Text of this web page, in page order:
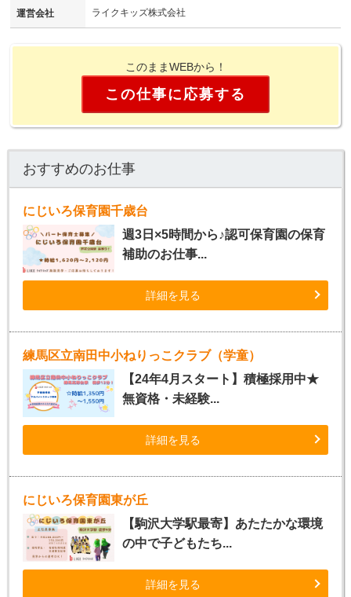
運営会社 ライクキッズ株式会社
このままWEBから！
この仕事に応募する
おすすめのお仕事
にじいろ保育園千歳台
週3日×5時間から♪認可保育園の保育
補助のお仕事...
詳細を見る
練馬区立南田中小ねりっこクラブ（学童）
【24年4月スタート】積極採用中★
無資格・未経験...
詳細を見る
にじいろ保育園東が丘
【駒沢大学駅最寄】あたたかな環境
の中で子どもたち...
詳細を見る